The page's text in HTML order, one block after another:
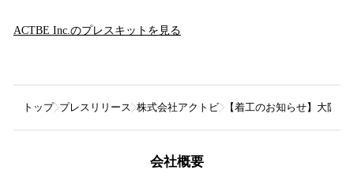
ACTBE Inc.のプレスキットを見る
トップ プレスリリース 株式会社アクトビ 【着工のお知らせ】大阪
会社概要